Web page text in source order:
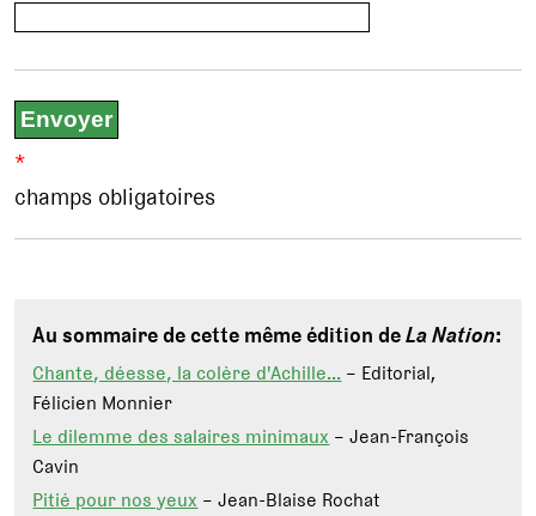
*
champs obligatoires
Au sommaire de cette même édition deLa Nation:
Chante, déesse, la colère d'Achille... – Editorial,
Félicien Monnier
Le dilemme des salaires minimaux – Jean-François
Cavin
Pitié pour nos yeux – Jean-Blaise Rochat